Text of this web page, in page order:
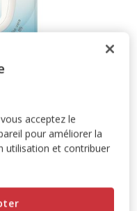
acceptez le
pour améliorer la
utilisation et contribuer